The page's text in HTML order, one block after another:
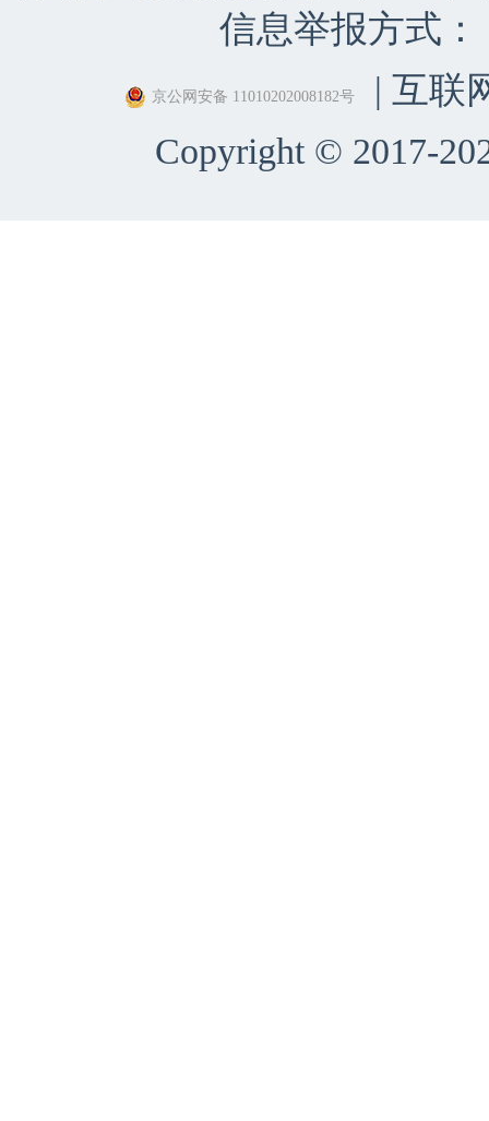
信息举报方式：
京公网安备 11010202008182号
| 互联
Copyright © 2017-